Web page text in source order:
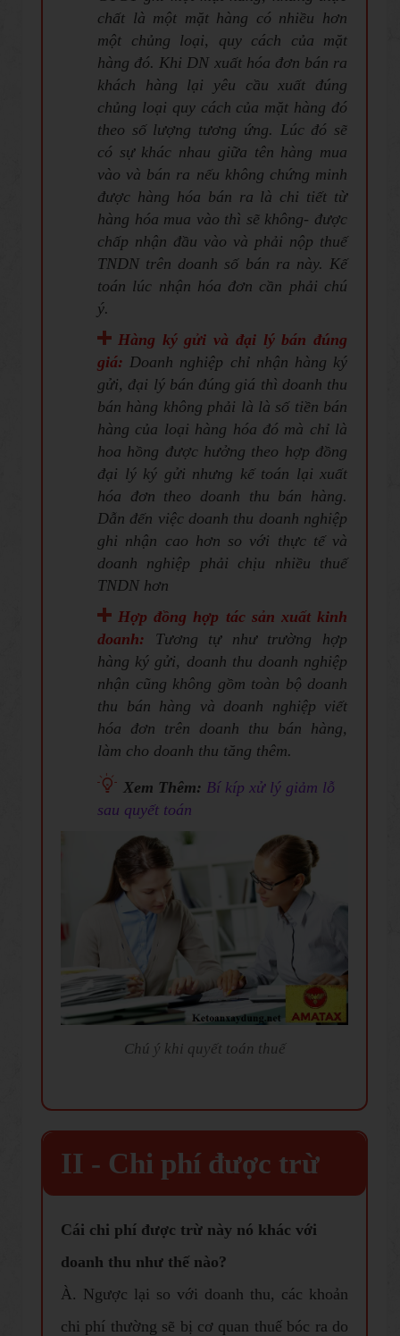
chất là một mặt hàng có nhiều hơn
một chủng loại, quy cách của mặt
hàng đó. Khi DN xuất hóa đơn bán ra
khách hàng lại yêu cầu xuất đúng
chủng loại quy cách của mặt hàng đó
theo số lượng tương ứng. Lúc đó sẽ
có sự khác nhau giữa tên hàng mua
vào và bán ra nếu không chứng minh
được hàng hóa bán ra là chi tiết từ
hàng hóa mua vào thì sẽ không- được
chấp nhận đầu vào và phải nộp thuế
TNDN trên doanh số bán ra này. Kế
toán lúc nhận hóa đơn cần phải chú
ý.
Hàng ký gửi và đại lý bán đúng
giá: Doanh nghiệp chỉ nhận hàng ký
gửi, đại lý bán đúng giá thì doanh thu
bán hàng không phải là là số tiền bán
hàng của loại hàng hóa đó mà chỉ là
hoa hồng được hưởng theo hợp đồng
đại lý ký gửi nhưng kế toán lại xuất
hóa đơn theo doanh thu bán hàng.
Dẫn đến việc doanh thu doanh nghiệp
ghi nhận cao hơn so với thực tế và
doanh nghiệp phải chịu nhiều thuế
TNDN hơn
Hợp đồng hợp tác sản xuất kinh
doanh: Tương tự như trường hợp
hàng ký gửi, doanh thu doanh nghiệp
nhận cũng không gồm toàn bộ doanh
thu bán hàng và doanh nghiệp viết
hóa đơn trên doanh thu bán hàng,
làm cho doanh thu tăng thêm.
Xem Thêm: Bí kíp xử lý giảm lỗ
sau quyết toán
Chú ý khi quyết toán thuế
II - Chi phí được trừ
Cái chi phí được trừ này nó khác với
doanh thu như thế nào?
À. Ngược lại so với doanh thu, các khoản
chi phí thường sẽ bị cơ quan thuế bóc ra do